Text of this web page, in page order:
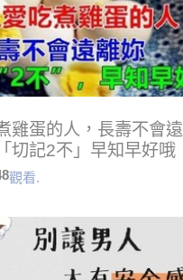
雞蛋的人，長壽不會遠
切記2不」早知早好哦
觀看.